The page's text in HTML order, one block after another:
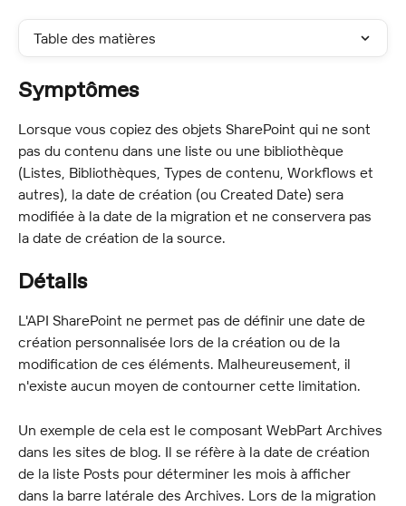
Table des matières
Symptômes
Lorsque vous copiez des objets SharePoint qui ne sont
pas du contenu dans une liste ou une bibliothèque
(Listes, Bibliothèques, Types de contenu, Workflows et
autres), la date de création (ou Created Date) sera
modifiée à la date de la migration et ne conservera pas
la date de création de la source.
Détails
L'API SharePoint ne permet pas de définir une date de
création personnalisée lors de la création ou de la
modification de ces éléments. Malheureusement, il
n'existe aucun moyen de contourner cette limitation.
Un exemple de cela est le composant WebPart Archives
dans les sites de blog. Il se réfère à la date de création
de la liste Posts pour déterminer les mois à afficher
dans la barre latérale des Archives. Lors de la migration